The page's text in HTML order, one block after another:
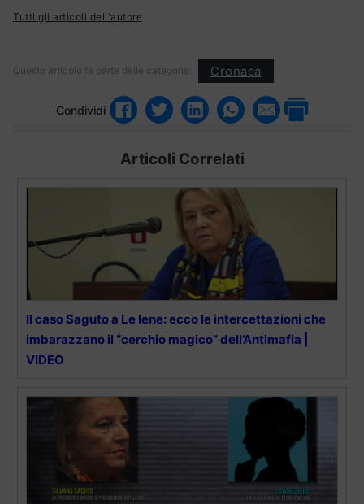
Tutti gli articoli dell'autore
Questo articolo fa parte delle categorie: Cronaca
Condividi
Articoli Correlati
Il caso Saguto a Le Iene: ecco le intercettazioni che
imbarazzano il “cerchio magico” dell’Antimafia |
VIDEO